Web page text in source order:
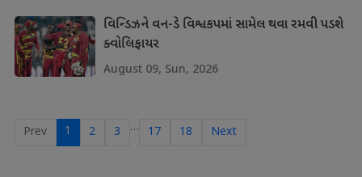
વિન્ડિઝને વન-ડે વિશ્વકપમાં સામેલ થવા રમવી પડશે
ક્વોલિફાયર
August 09, Sun, 2026
Prev 1 2 3 … 17 18 Next